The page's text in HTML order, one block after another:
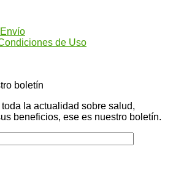
Ginseng?
de Uso
boletín
la actualidad sobre salud,
beneficios, ese es nuestro boletín.